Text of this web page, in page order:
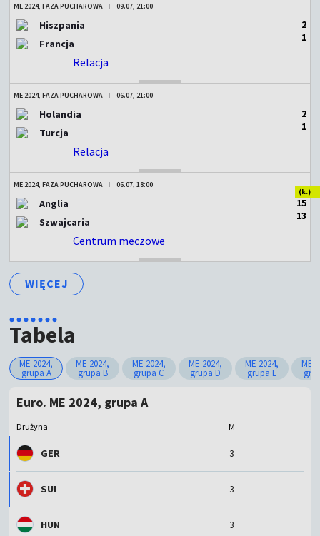
ME 2024, FAZA PUCHAROWA 09.07, 21:00
Hiszpania
Francja
2
1
Relacja
ME 2024, FAZA PUCHAROWA 06.07, 21:00
Holandia
Turcja
2
1
Relacja
ME 2024, FAZA PUCHAROWA 06.07, 18:00
Anglia
Szwajcaria
1
1
(k.)
5
3
Centrum meczowe
WIĘCEJ
Tabela
ME 2024,
grupa A
ME 2024,
grupa B
ME 2024,
grupa C
ME 2024,
grupa D
ME 2024,
grupa E
ME
Euro. ME 2024, grupa A
Drużyna M
GER 3
SUI 3
HUN 3